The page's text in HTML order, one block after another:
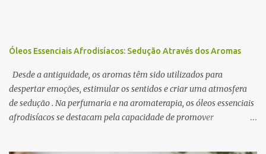
Óleos Essenciais Afrodisíacos: Sedução Através dos Aromas
Desde a antiguidade, os aromas têm sido utilizados para
despertar emoções, estimular os sentidos e criar uma atmosfera
de sedução . Na perfumaria e na aromaterapia, os óleos essenciais
afrodisíacos se destacam pela capacidade de promover